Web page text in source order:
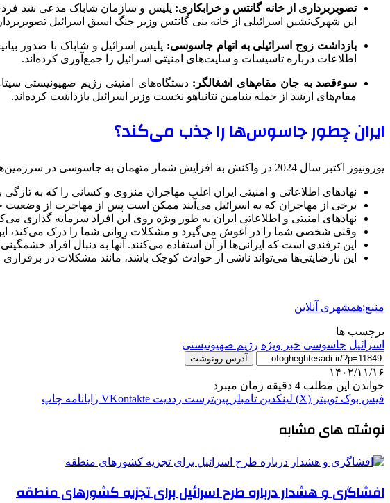
تصویربرداری از خانه گانتس و خرابکاری: پلیس و سازمان شاباک مدعی شد فردی
این شهرک‌نشین اسرائیلی از خانه بنی گانتس وزیر جنگ اسبق اسرائیل
بازداشت زوج اسرائیلی به اتهام جاسوسی: پلیس اسرائیل و شاباک با صدور
اطلاعات درباره تاسیسات و سایت‌های امنیتی اسرائیل را جمع‌آوری کرده‌اند.
سوءقصد به جان مقام‌های اشغالگر:
مقام‌های ارشد از جمله بنیامین نتانیاهو نخست وزیر اسرائیل بازداشت کرده‌اند.
ایران چطور جاسوس‌ها را جذب می‌کند؟
یورونیوز اکتبر سال 2024 در واکنش به افزایش شمار متهمان به جاسوسی در سرزمین‌های اشغالی برای ایران به گمانه‌زنی روی آورده و نوشته است:
نهادهای اطلاعاتی و امنیتی ایران اغلب مهاجران منزوی و کسانی را که به
برخی از مهاجران که به اسرائیل می‌آیند ممکن است پس از مهاجرت از وضعیت
نهادهای امنیتی و اطلاعاتی ایران به طور ویژه روی این افراد سرمایه گذاری
وقتی شخصی شما را در آغوش می‌گیرد و مشکلات روانی شما را درک می‌کند،
این ترفندی است که ایرانی‌ها از آن استفاده می‌کنند. آنها به دنبال افراد
این نارضایتی‌ها می‌تواند ناشی از حوادث کوچک باشد، مانند مشکلات در
منبع:همشهری آنلاین
برچسب ها
اسرائیل جاسوسی خبر ویژه رژيم صهيونيستى
آدرس رونوشت
۱۴۰۲/۱۱/۱۶
خواندن این مطلب 4 دقیقه زمان میبرد
فیس بوک توییتر (X) لینکدین ‫تامبلر ‫پین‌ترست ‫رددیت ‫VKontakte رایانامه چاپ
نوشته های مشابه
افشاگری و هشدار درباره طرح اسرائیل برای تجزیه کشورهای منطقه